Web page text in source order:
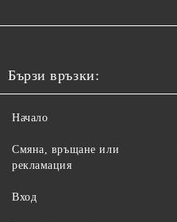
Бързи връзки:
Начало
Смяна, връщане или
рекламация
Вход